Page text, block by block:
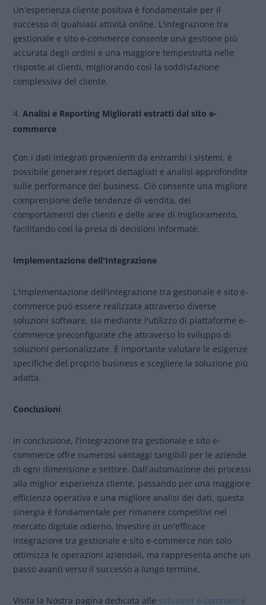
Un'esperienza cliente positiva è fondamentale per il
successo di qualsiasi attività online. L'integrazione tra
gestionale e sito e-commerce consente una gestione più
accurata degli ordini e una maggiore tempestività nelle
risposte ai clienti, migliorando così la soddisfazione
complessiva del cliente.
Analisi e Reporting Migliorati estratti dal sito e-
commerce
Con i dati integrati provenienti da entrambi i sistemi, è
possibile generare report dettagliati e analisi approfondite
sulle performance del business. Ciò consente una migliore
comprensione delle tendenze di vendita, dei
comportamenti dei clienti e delle aree di miglioramento,
facilitando così la presa di decisioni informate.
Implementazione dell'Integrazione
L'implementazione dell'integrazione tra gestionale e sito e-
commerce può essere realizzata attraverso diverse
soluzioni software, sia mediante l'utilizzo di piattaforme e-
commerce preconfigurate che attraverso lo sviluppo di
soluzioni personalizzate. È importante valutare le esigenze
specifiche del proprio business e scegliere la soluzione più
adatta.
Conclusioni
In conclusione, l'integrazione tra gestionale e sito e-
commerce offre numerosi vantaggi tangibili per le aziende
di ogni dimensione e settore. Dall'automazione dei processi
alla miglior esperienza cliente, passando per una maggiore
efficienza operativa e una migliore analisi dei dati, questa
sinergia è fondamentale per rimanere competitivi nel
mercato digitale odierno. Investire in un'efficace
integrazione tra gestionale e sito e-commerce non solo
ottimizza le operazioni aziendali, ma rappresenta anche un
passo avanti verso il successo a lungo termine.
Visita la Nostra pagina dedicata alle soluzioni e-commerce